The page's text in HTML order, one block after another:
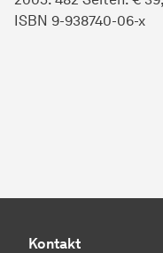
ISBN 9-938740-06-x
Kontakt